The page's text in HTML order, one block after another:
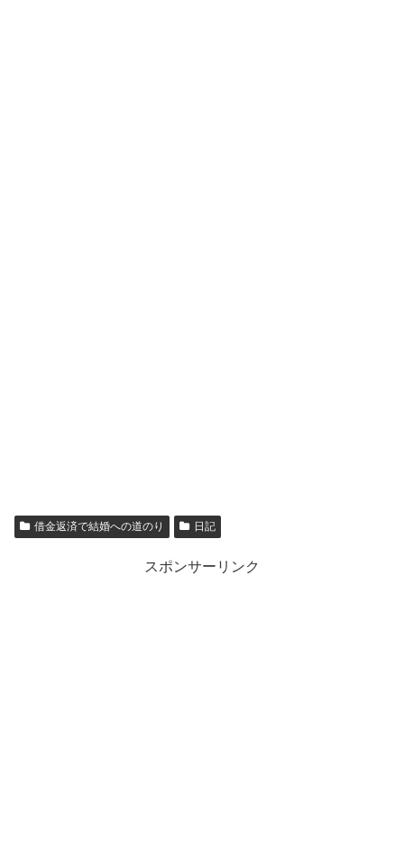
借金返済で結婚への道のり 日記
スポンサーリンク